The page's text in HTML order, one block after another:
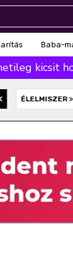
Baba-
kicsit
ÉLELMISZER